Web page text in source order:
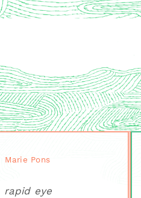
Marie Pons
rapid eye